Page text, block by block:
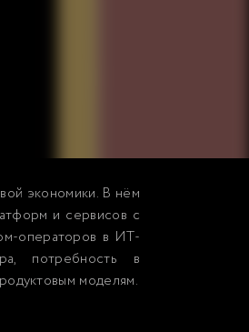
экономики. В нём
и сервисов с
операторов в ИТ-
потребность в
моделям.